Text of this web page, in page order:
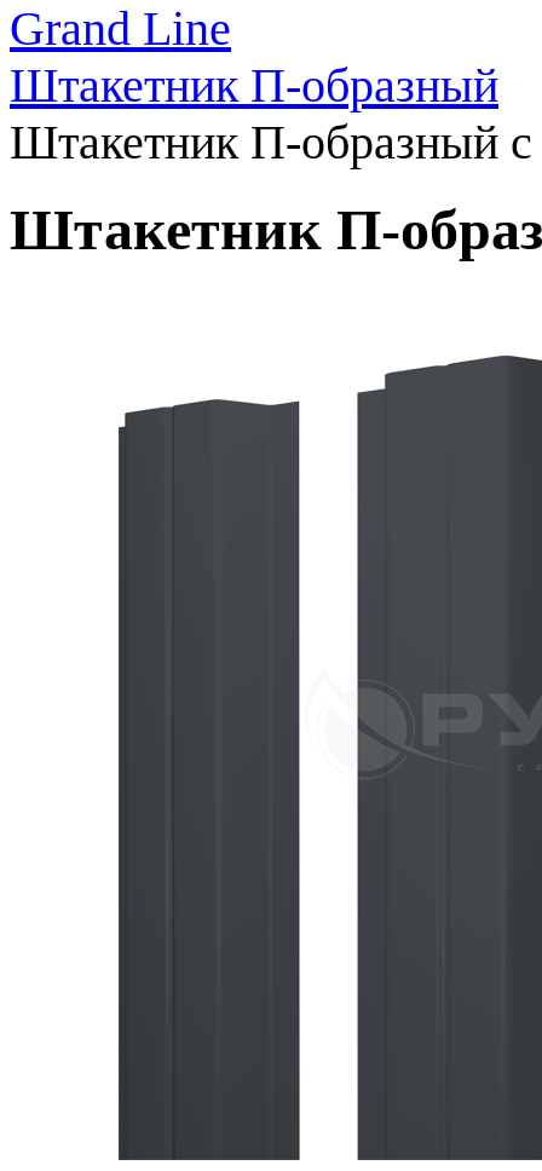
Grand Line
Штакетник П-образный
Штакетник П-образный
Штакетник П-